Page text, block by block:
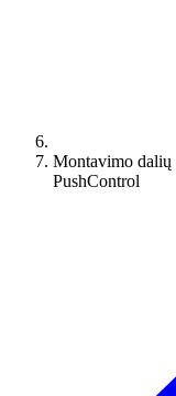
Montavimo
PushControl